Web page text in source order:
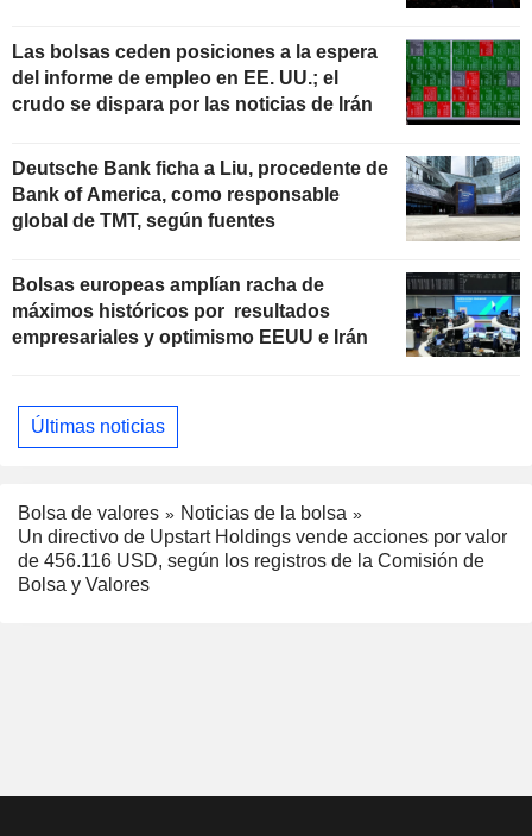
Las bolsas ceden posiciones a la espera
del informe de empleo en EE. UU.; el
crudo se dispara por las noticias de Irán
Deutsche Bank ficha a Liu, procedente de
Bank of America, como responsable
global de TMT, según fuentes
Bolsas europeas amplían racha de
máximos históricos por resultados
empresariales y optimismo EEUU e Irán
Últimas noticias
Bolsa de valores
Noticias de la bolsa
Un directivo de Upstart Holdings vende acciones por valor
de 456.116 USD, según los registros de la Comisión de
Bolsa y Valores